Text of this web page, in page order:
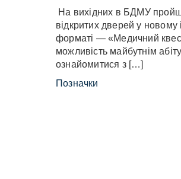
На вихідних в БДМУ
відкритих дверей у новому
форматі — «Медичний
можливість майбутнім
ознайомитися з […]
Позначки